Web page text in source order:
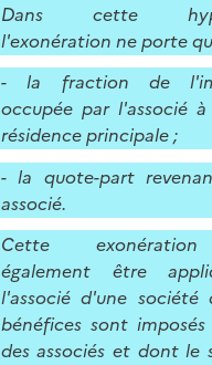
Dans cette
l'exonération ne porte
- la fraction de
occupée par l'associé
résidence principale ;
- la quote-part
associé.
Cette
également être
l'associé d'une société
bénéfices sont
des associés et dont le